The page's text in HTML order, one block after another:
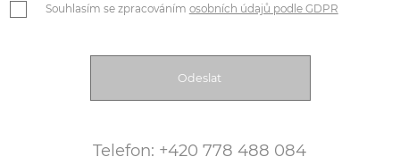
Souhlasím se zpracováním osobních údajů podle GDPR
Telefon: +420 778 488 084